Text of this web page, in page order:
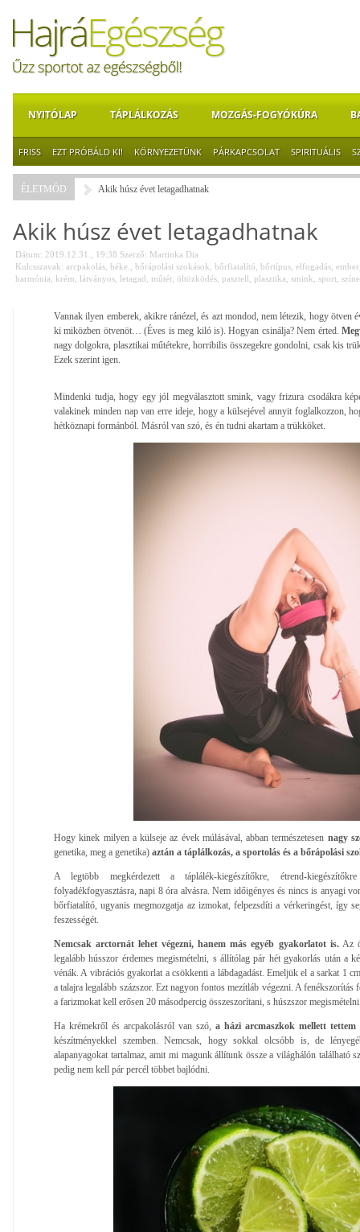
NYITÓLAP TÁPLÁLKOZÁS MOZGÁS-FOGYÓKÚRA
FRISS EZT PRÓBÁLD KI! KÖRNYEZETÜNK PÁRKAPCSOLAT SPIRITUÁLIS
ÉLETMÓD Akik húsz évet letagadhatnak
Akik húsz évet letagadhatnak
Dátum: 2019.12.31., 19:38 Szerző: Martinka Dia
Kulcsszavak: arcpakolás béke. bőrápolási szokások bőrfiatalító bőrtípus elfogadás ember
harmónia
krém látványos letagad műtét öltözködés pasztell plasztika smink sport
Vannak ilyen emberek, akikre ránézel, és azt mondod, nem létezik, hogy
ki miközben ötvenöt… (Éves is meg kiló is). Hogyan csinálja? Nem érted.
nagy dolgokra, plasztikai műtétekre, horribilis összegekre gondolni, csak kis
Ezek szerint igen.
Mindenki tudja, hogy egy jól megválasztott smink, vagy frizura csodákra
valakinek minden nap van erre ideje, hogy a külsejével annyit foglalkozzon,
hétköznapi formánból. Másról van szó, és én tudni akartam a trükköket.
Hogy kinek milyen a külseje az évek múlásával, abban természetesen nagy
genetika, meg a genetika) aztán a táplálkozás, a sportolás és a bőrápolási
A legtöbb megkérdezett a táplálék-kiegészítőkre, étrend-
folyadékfogyasztásra, napi 8 óra alvásra. Nem időigényes és nincs is anyagi
bőrfiatalító, ugyanis megmozgatja az izmokat, felpezsdíti a vérkeringést, így
feszességét.
Nemcsak arctornát lehet végezni, hanem más egyéb gyakorlatot is.Az
legalább hússzor érdemes megismételni, s állítólag pár hét gyakorlás után a
vénák. A vibrációs gyakorlat a csökkenti a lábdagadást. Emeljük el a sarkat 1
a talajra legalább százszor. Ezt nagyon fontos mezítláb végezni. A fenékszorítás
a farizmokat kell erősen 20 másodpercig összeszorítani, s húszszor
Ha krémekről és arcpakolásról van szó, a házi arcmaszkok mellett
készítményekkel szemben. Nemcsak, hogy sokkal olcsóbb is, de
alapanyagokat tartalmaz, amit mi magunk állítunk össze a világhálón található
pedig nem kell pár percél többet bajlódni.